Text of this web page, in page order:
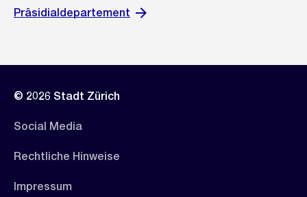
Präsidialdepartement
© 2026 Stadt Zürich
Social Media
Rechtliche Hinweise
Impressum